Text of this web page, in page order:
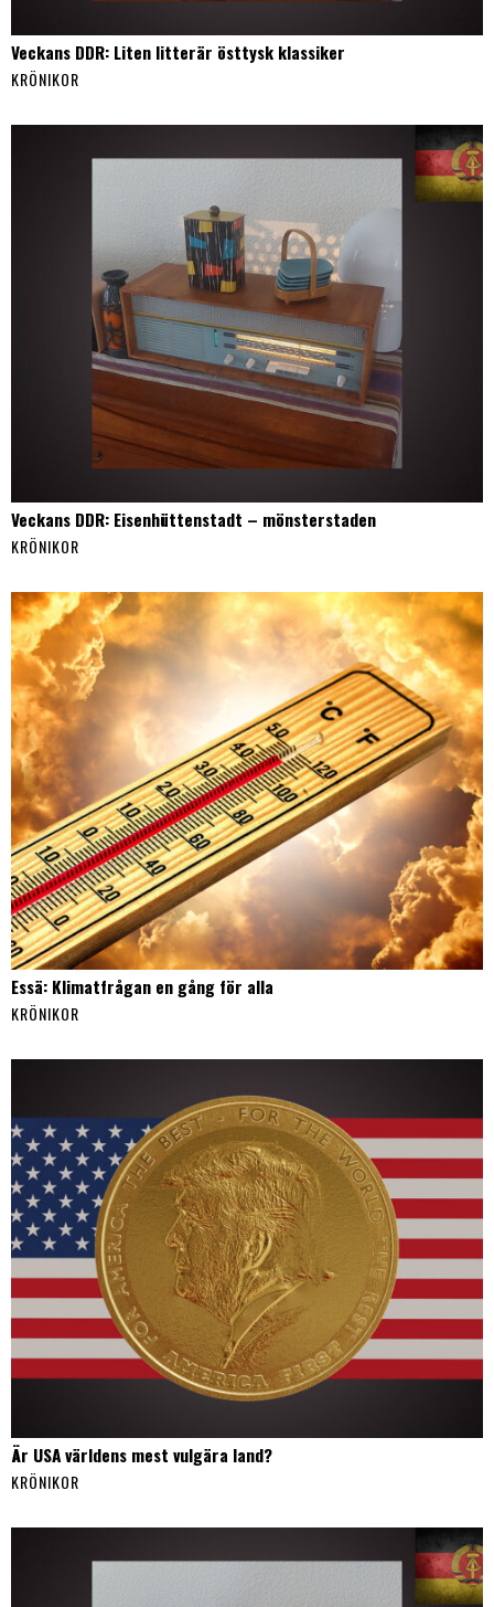
Veckans DDR: Liten litterär östtysk klassiker
KRÖNIKOR
Veckans DDR: Eisenhüttenstadt – mönsterstaden
KRÖNIKOR
Essä: Klimatfrågan en gång för alla
KRÖNIKOR
Är USA världens mest vulgära land?
KRÖNIKOR